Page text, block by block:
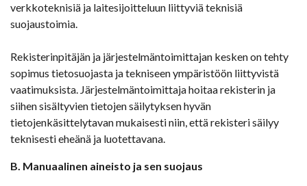
verkkoteknisiä ja laitesijoitteluun liittyviä teknisiä
suojaustoimia.
Rekisterinpitäjän ja järjestelmäntoimittajan kesken on tehty
sopimus tietosuojasta ja tekniseen ympäristöön liittyvistä
vaatimuksista. Järjestelmäntoimittaja hoitaa rekisterin ja
siihen sisältyvien tietojen säilytyksen hyvän
tietojenkäsittelytavan mukaisesti niin, että rekisteri säilyy
teknisesti eheänä ja luotettavana.
B. Manuaalinen aineisto ja sen suojaus